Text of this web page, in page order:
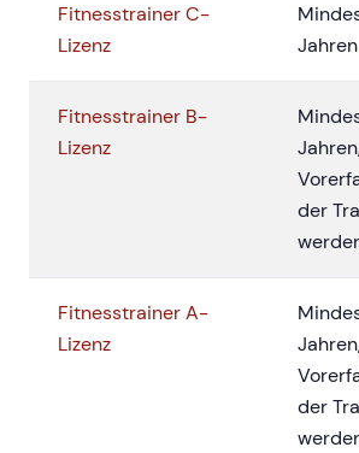
Fitnesstrainer C-
Lizenz
Jahren
Fitnesstrainer B-
Lizenz
der
Fitnesstrainer A-
Lizenz
der